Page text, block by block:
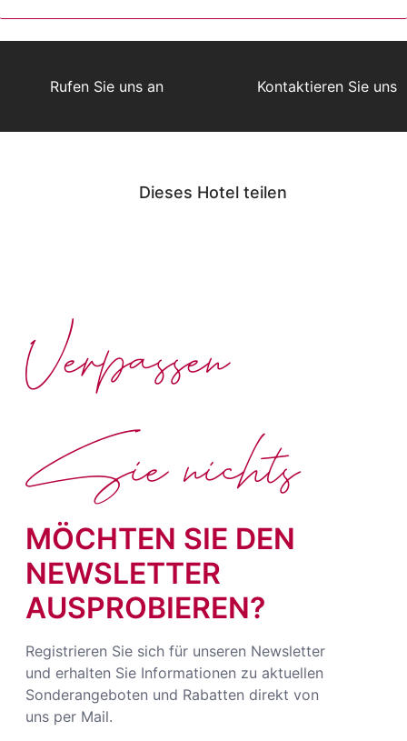
Rufen Sie uns an Kontaktieren Sie uns
Dieses Hotel teilen
MÖCHTEN SIE DEN
NEWSLETTER
AUSPROBIEREN?
Registrieren Sie sich für unseren Newsletter
und erhalten Sie Informationen zu aktuellen
Sonderangeboten und Rabatten direkt von
uns per Mail.
Verpassen
Sie nichts